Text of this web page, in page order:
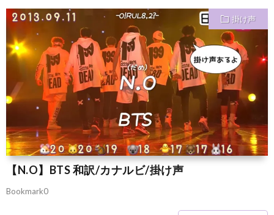
掛け声
【N.O】BTS 和訳/カナルビ/掛け声
Bookmark0